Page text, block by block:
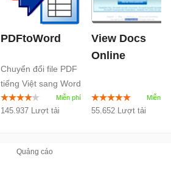
PDFtoWord
Chuyển đổi file PDF
tiếng Việt sang Word
không bị lỗi font
145.937 Lượt tải
View Docs
Online
55.652 Lượt tải